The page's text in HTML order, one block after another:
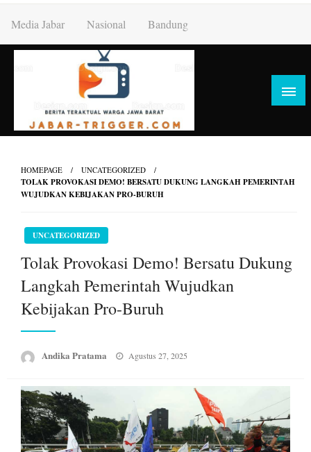
content
Media Jabar Nasional Bandung
HOMEPAGE UNCATEGORIZED
TOLAK PROVOKASI DEMO! BERSATU DUKUNG LANGKAH PEMERINTAH
WUJUDKAN KEBIJAKAN PRO-BURUH
UNCATEGORIZED
Tolak Provokasi Demo! Bersatu Dukung
Langkah Pemerintah Wujudkan
Kebijakan Pro-Buruh
Andika Pratama
Posted
Agustus 27, 2025